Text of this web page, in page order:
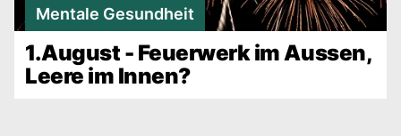
Mentale Gesundheit
1.August - Feuerwerk im Aussen,
Leere im Innen?